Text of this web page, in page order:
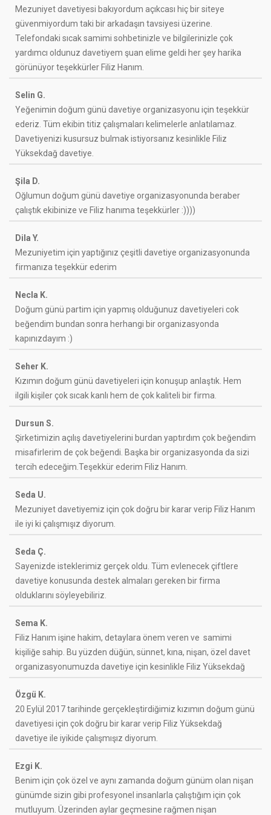
Mezuniyet davetiyesi bakıyordum açıkcası hiç bir siteye
güvenmiyordum taki bir arkadaşın tavsiyesi üzerine.
Telefondaki sıcak samimi sohbetinizle ve bilgilerinizle çok
yardımcı oldunuz davetiyem şuan elime geldi her şey harika
görünüyor teşekkürler Filiz Hanım.
Selin G.
Yeğenimin doğum günü davetiye organizasyonu için teşekkür
ederiz. Tüm ekibin titiz çalışmaları kelimelerle anlatılamaz.
Davetiyenizi kusursuz bulmak istiyorsanız kesinlikle Filiz
Yüksekdağ davetiye.
Şila D.
Oğlumun doğum günü davetiye organizasyonunda beraber
çalıştık ekibinize ve Filiz hanıma teşekkürler :))))
Dila Y.
Mezuniyetim için yaptığınız çeşitli davetiye organizasyonunda
firmanıza teşekkür ederim
Necla K.
Doğum günü partim için yapmış olduğunuz davetiyeleri cok
beğendim bundan sonra herhangi bir organizasyonda
kapınızdayım :)
Seher K.
Kızımın doğum günü davetiyeleri için konuşup anlaştık. Hem
ilgili kişiler çok sıcak kanlı hem de çok kaliteli bir firma.
Dursun S.
Şirketimizin açılış davetiyelerini burdan yaptırdım çok beğendim
misafirlerim de çok beğendi. Başka bir organizasyonda da sizi
tercih edeceğim.Teşekkür ederim Filiz Hanım.
Seda U.
Mezuniyet davetiyemiz için çok doğru bir karar verip Filiz Hanım
ile iyi ki çalışmışız diyorum.
Seda Ç.
Sayenizde isteklerimiz gerçek oldu. Tüm evlenecek çiftlere
davetiye konusunda destek almaları gereken bir firma
olduklarını söyleyebiliriz.
Sema K.
Filiz Hanım işine hakim, detaylara önem veren ve samimi
kişiliğe sahip. Bu yüzden düğün, sünnet, kına, nişan, özel davet
organizasyonumuzda davetiye için kesinlikle Filiz Yüksekdağ
Özgü K.
20 Eylül 2017 tarihinde gerçekleştirdiğimiz kızımın doğum günü
davetiyesi için çok doğru bir karar verip Filiz Yüksekdağ
davetiye ile iyikide çalışmışız diyorum.
Ezgi K.
Benim için çok özel ve aynı zamanda doğum günüm olan nişan
günümde sizin gibi profesyonel insanlarla çalıştığım için çok
mutluyum. Üzerinden aylar geçmesine rağmen nişan